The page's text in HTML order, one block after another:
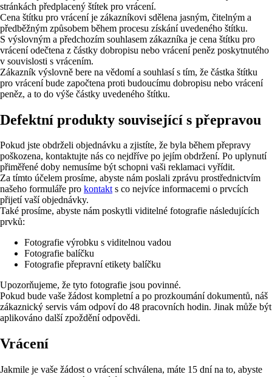
stránkách předplacený štítek pro vrácení.
Cena štítku pro vrácení je zákazníkovi sdělena jasným, čitelným a
předběžným způsobem během procesu získání uvedeného štítku.
S výslovným a předchozím souhlasem zákazníka je cena štítku pro
vrácení odečtena z částky dobropisu nebo vrácení peněz poskytnutého
v souvislosti s vrácením.
Zákazník výslovně bere na vědomí a souhlasí s tím, že částka štítku
pro vrácení bude započtena proti budoucímu dobropisu nebo vrácení
peněz, a to do výše částky uvedeného štítku.
Defektní produkty související s přepravou
Pokud jste obdrželi objednávku a zjistíte, že byla během přepravy
poškozena, kontaktujte nás co nejdříve po jejím obdržení. Po uplynutí
přiměřené doby nemusíme být schopni vaši reklamaci vyřídit.
Za tímto účelem prosíme, abyste nám poslali zprávu prostřednictvím
našeho formuláře pro kontakts co nejvíce informacemi o prvcích
přijetí vaší objednávky.
Také prosíme, abyste nám poskytli viditelné fotografie následujících
prvků:
Fotografie výrobku s viditelnou vadou
Fotografie balíčku
Fotografie přepravní etikety balíčku
Upozorňujeme, že tyto fotografie jsou povinné.
Pokud bude vaše žádost kompletní a po prozkoumání dokumentů, náš
zákaznický servis vám odpoví do 48 pracovních hodin. Jinak může být
aplikováno další zpoždění odpovědi.
Vrácení
Jakmile je vaše žádost o vrácení schválena, máte 15 dní na to, abyste